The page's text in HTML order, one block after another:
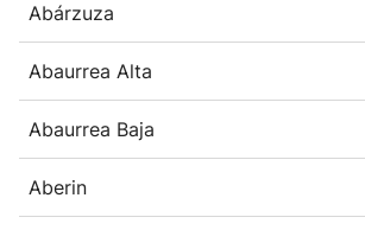
Abárzuza
Abaurrea Alta
Abaurrea Baja
Aberin